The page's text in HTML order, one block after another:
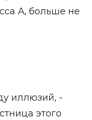
А, больше не
иллюзий, -
этого